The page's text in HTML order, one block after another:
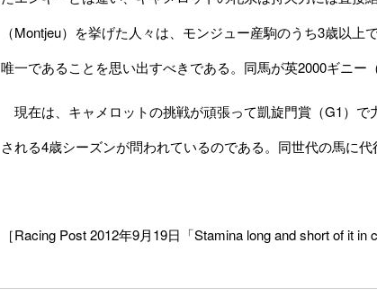
（Montjeu）を挙げた人々は、モンジュー産駒のうち3歳以
唯一であることを思い出すべきである。同馬が英2000ギニー
現在は、キャメロットの挑戦が頑張って凱旋門賞（G1）
される4歳シーズンが問われているのである。同世代の馬に
［Racing Post 2012年9月19日「Stamina long and short of it in